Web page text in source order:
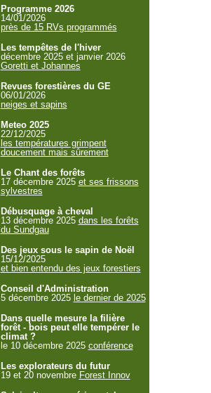
Programme 2026
14/01/2026
près de 15 RVs programmés
Les tempêtes de l'hiver
décembre 2025 et janvier 2026
Goretti et Johannes
Revues forestières du GE
06/01/2026
neiges et sapins
Meteo 2025
22/12/2025
les températures grimpent
doucement mais sûrement
Le Chant des forêts
17 décembre 2025 et ses frissons
sylvestres
Débusquage à cheval
13 décembre 2025 dans les forêts
du Sundgau
Des jeux sous le sapin de Noël
15/12/2025
et bien entendu des jeux forestiers
Conseil d'Administration
5 décembre 2025 le dernier de 2025
Dans quelle mesure la filière
forêt - bois peut elle tempérer le
climat ?
le 10 décembre 2025 conférence
Les explorateurs du futur
19 et 20 novembre Forest Innov